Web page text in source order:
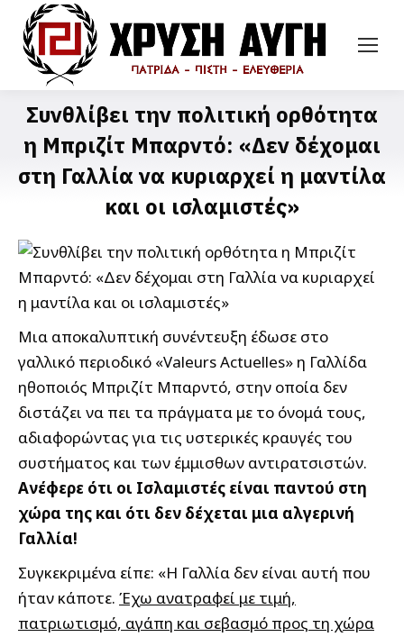
Συνθλίβει την πολιτική ορθότητα
η Μπριζίτ Μπαρντό: «Δεν δέχομαι
στη Γαλλία να κυριαρχεί η μαντίλα
και οι ισλαμιστές»
Μια αποκαλυπτική συνέντευξη έδωσε στο
γαλλικό περιοδικό «Valeurs Actuelles» η Γαλλίδα
ηθοποιός Μπριζίτ Μπαρντό, στην οποία δεν
διστάζει να πει τα πράγματα με το όνομά τους,
αδιαφορώντας για τις υστερικές κραυγές του
συστήματος και των έμμισθων αντιρατσιστών.
Ανέφερε ότι οι Ισλαμιστές είναι παντού στη
χώρα της και ότι δεν δέχεται μια αλγερινή
Γαλλία!
Συγκεκριμένα είπε: «Η Γαλλία δεν είναι αυτή που
ήταν κάποτε. Έχω ανατραφεί με τιμή,
πατριωτισμό, αγάπη και σεβασμό προς τη χώρα